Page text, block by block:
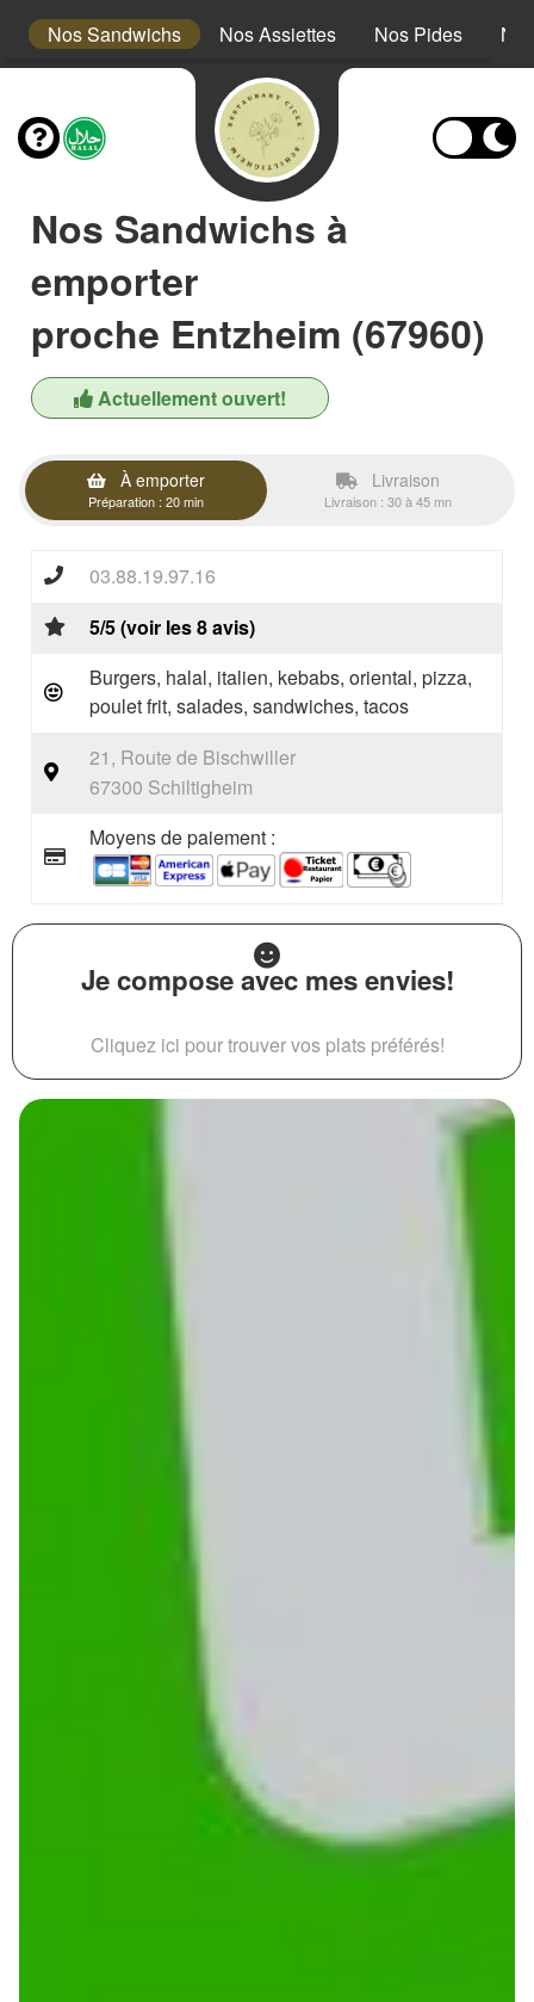
Nos Sandwichs Nos Assiettes Nos Pides
Nos Sandwichs à
emporter
proche Entzheim (67960)
Actuellement ouvert!
À emporter
Préparation : 20 min
Livraison
Livraison : 30 à 45 mn
03.88.19.97.16
5/5 (voir les 8 avis)
Burgers, halal, italien, kebabs, oriental, pizza,
poulet frit, salades, sandwiches, tacos
21, Route de Bischwiller
67300 Schiltigheim
Moyens de paiement :
Je compose avec mes envies!
Cliquez ici pour trouver vos plats préférés!